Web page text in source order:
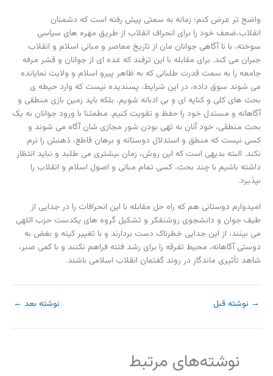
واضح تر عرض کنم؛ زمانه به سمتی پیش رفته است که دشمنان
انقلاب،ضعف خود را برای انحراف انقلاب از طریق مهره های سیاسی
سوخته، با نا آگاهی جوانان مان از تاریخ معاصر و مبانی اسلام و انقلاب
جبران می کند. برای مقابله با این ترفند که عده ای از جوانان و قشر مرفه
جامعه را به سمت قدرت طلبانی که به ظاهر پیرو اسلام و ولایت نمایانده
می شوند سوق داده، در این شرایط، پسندیده نیست که وارد حیطه ی
بحث های کلی و کنایه ای و بی ادبانه شویم، بلکه باید زمین بازی منطقی و
آگاهانه و مستدل خود را حفظ و تقویت کنیم. مطمئنا با ورود جوانان به یک
بحث منطقی، خود آنان به تهی بودن شور مجازی شان آگاه می شوند و
کسی نیست که منطق و استدلال دوستانه و برهان قاطع، ذهنش را نرم
نکند. البته بدیهی است که این روش، زمان بیشتری می طلبد و نباید انتظار
داشته باشیم با چند بحث، کسی تمام مبانی و اصول اسلام و انقلاب را
بپذیرد.
امیدوارم دوستانی هم که راه حل مقابله با این انحرافات را در جدایی از
طیف جوان و دانشجوی روشنفکر و تشکیل گروه های یکدست حزب اللهی
می بینند، از این جدایی خطرناک دست بردارند و با تغییر کینه و بغض به
دوستی آگاهانه، محیط تفرقه را برای رشد فتنه فراهم نکنند و با کمی صبر،
شاهد تأثیری ماندگار در روند گفتمان انقلاب اسلامی باشند.
→ نوشته قبل نوشته بعد ←
نوشته‌های مرتبط